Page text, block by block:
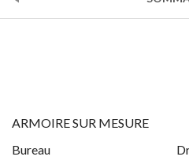
ARMOIRE SUR MESURE
Bureau